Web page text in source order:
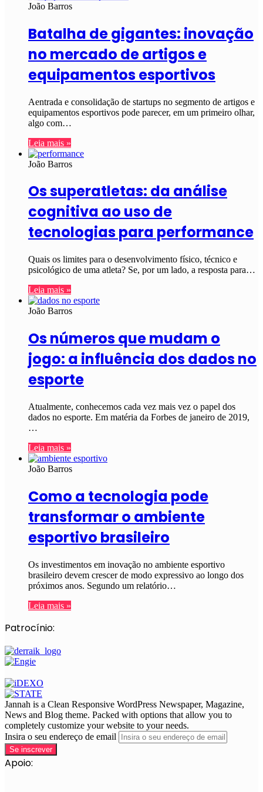
João Barros
Batalha de gigantes: inovação
no mercado de artigos e
equipamentos esportivos
Aentrada e consolidação de startups no segmento de artigos e
equipamentos esportivos pode parecer, em um primeiro olhar,
algo com…
Leia mais »
João Barros
Os superatletas: da análise
cognitiva ao uso de
tecnologias para performance
Quais os limites para o desenvolvimento físico, técnico e
psicológico de uma atleta? Se, por um lado, a resposta para…
Leia mais »
João Barros
Os números que mudam o
jogo: a influência dos dados no
esporte
Atualmente, conhecemos cada vez mais vez o papel dos
dados no esporte. Em matéria da Forbes de janeiro de 2019,
…
Leia mais »
João Barros
Como a tecnologia pode
transformar o ambiente
esportivo brasileiro
Os investimentos em inovação no ambiente esportivo
brasileiro devem crescer de modo expressivo ao longo dos
próximos anos. Segundo um relatório…
Leia mais »
Patrocínio:
Jannah is a Clean Responsive WordPress Newspaper, Magazine,
News and Blog theme. Packed with options that allow you to
completely customize your website to your needs.
Insira o seu endereço de email
Apoio: